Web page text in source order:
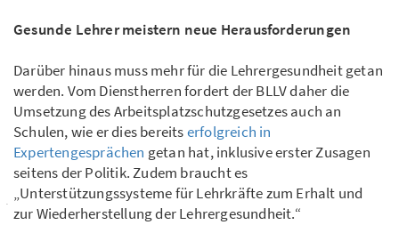
Gesunde Lehrer meistern neue Herausforderungen
Darüber hinaus muss mehr für die Lehrergesundheit getan
werden. Vom Dienstherren fordert der BLLV daher die
Umsetzung des Arbeitsplatzschutzgesetzes auch an
Schulen, wie er dies bereitserfolgreich in
Expertengesprächen getan hat, inklusive erster Zusagen
seitens der Politik. Zudem braucht es
„Unterstützungssysteme für Lehrkräfte zum Erhalt und
zur Wiederherstellung der Lehrergesundheit.“